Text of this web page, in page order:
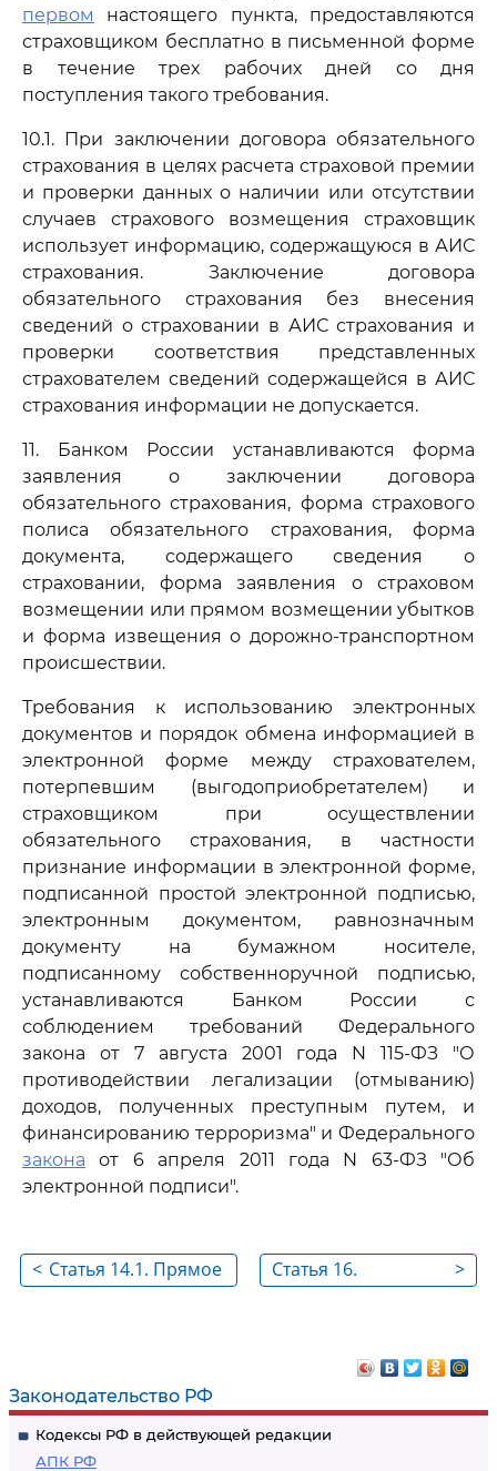
Законодательство РФ
Кодексы РФ в действующей редакции
АПК РФ
первом
настоящего пункта, предоставляются
страховщиком бесплатно в письменной форме
в течение трех рабочих дней со дня
поступления такого требования.
10.1. При заключении договора обязательного
страхования в целях расчета страховой премии
и проверки данных о наличии или отсутствии
случаев страхового возмещения страховщик
использует информацию, содержащуюся в АИС
страхования. Заключение договора
обязательного страхования без внесения
сведений о страховании в АИС страхования и
проверки соответствия представленных
страхователем сведений содержащейся в АИС
страхования информации не допускается.
11. Банком России устанавливаются форма
заявления о заключении договора
обязательного страхования, форма страхового
полиса обязательного страхования, форма
документа, содержащего сведения о
страховании, форма заявления о страховом
возмещении или прямом возмещении убытков
и форма извещения о дорожно-транспортном
происшествии.
Требования к использованию электронных
документов и порядок обмена информацией в
электронной форме между страхователем,
потерпевшим (выгодоприобретателем) и
страховщиком при осуществлении
обязательного страхования, в частности
признание информации в электронной форме,
подписанной простой электронной подписью,
электронным документом, равнозначным
документу на бумажном носителе,
подписанному собственноручной подписью,
устанавливаются Банком России с
соблюдением требований Федерального
закона от 7 августа 2001 года N 115-ФЗ "О
противодействии легализации (отмыванию)
доходов, полученных преступным путем, и
финансированию терроризма" и Федерального
закона от 6 апреля 2011 года N 63-ФЗ "Об
электронной подписи".
< Статья 14.1. Прямое
>
Статья 16.
ограниченном
использовании
транспортных
средств